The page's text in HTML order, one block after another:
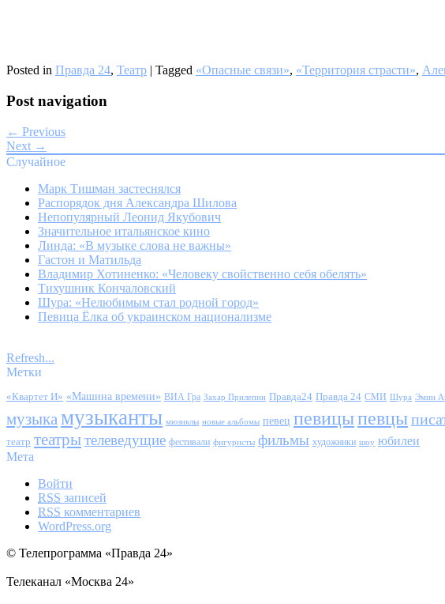
Posted in Правда 24, Театр | Tagged «Опасные связи», «Территория страсти»,
Post navigation
← Previous
Next →
Случайное
Марк Тишман застеснялся
Распорядок дня Александра Шилова
Непопулярный Леонид Якубович
Значительное итальянское кино
Линда: «В музыке слова не важны»
Гастон и Матильда
Владимир Хотиненко: «Человеку свойственно себя обелять»
Тихушник Кончаловский
Шура: «Нелюбимым стал родной город»
Певица Ёлка об украинском национализме
Refresh...
Метки
«Квартет И» «Машина времени» ВИА Гра Захар Прилепин Правда24 Правда 24 СМИ Шура Эмин
музыка музыканты мюзиклы новые альбомы певец певицыпевцы
театр театрытелеведущие фестивали фигуристы фильмы художники шоу юбилеи
Мета
Войти
RSS записей
RSS комментариев
WordPress.org
© Телепрограмма «Правда 24»
Телеканал «Москва 24»